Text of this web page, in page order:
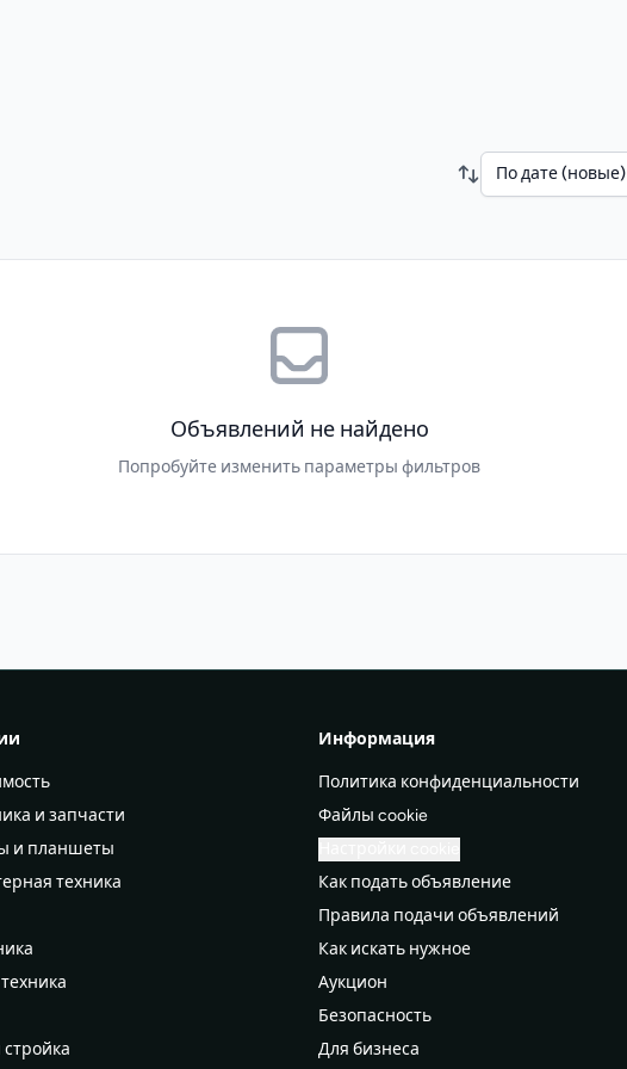
По дате (новые)
Объявлений не найдено
Попробуйте изменить параметры фильтров
и запчасти
и планшеты
техника
Информация
Политика конфиденциальности
Файлы cookie
Как подать объявление
Правила подачи объявлений
Как искать нужное
Аукцион
Безопасность
Для бизнеса